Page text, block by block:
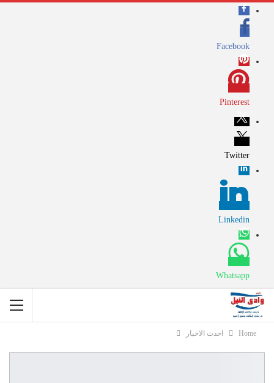
Facebook
Pinterest
Twitter
Linkedin
Whatsapp
Home احدث الاخبار